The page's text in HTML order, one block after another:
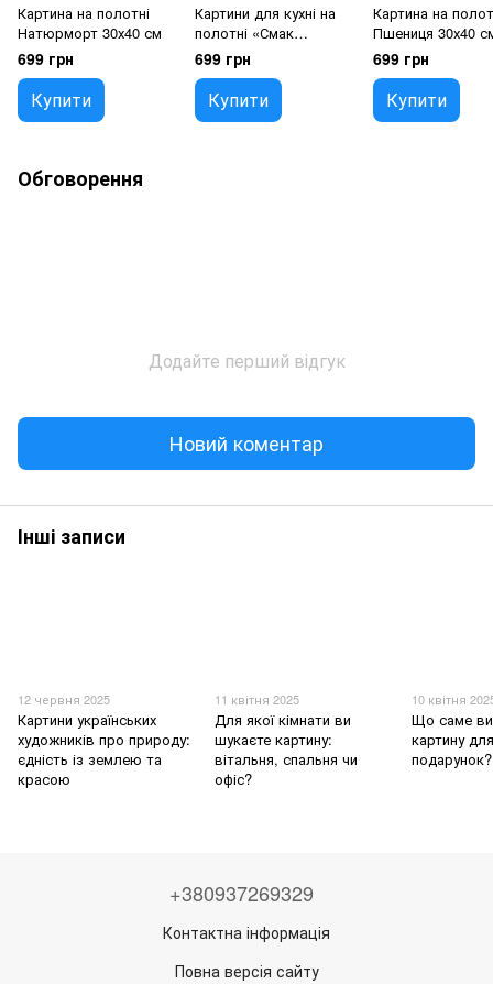
Картина на полотні
Натюрморт 30х40 см
699 грн
Купити
Картини для кухні на
полотні «Смак
Кольору» 30х40 см
699 грн
Купити
Картина на
Пшениця 30х40
699 грн
Купити
Обговорення
Додайте перший відгук
Новий коментар
Інші записи
12 червня 2025
Картини українських
художників про природу:
єдність із землею та
красою
11 квітня 2025
Для якої кімнати ви
шукаєте картину:
вітальня, спальня чи
офіс?
10 квітня
Що саме
картину
подарунок?
+380937269329
Контактна інформація
Повна версія сайту